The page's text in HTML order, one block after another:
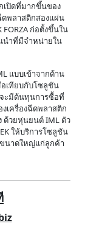
เปิดที่มากขึ้นของ
ดพลาสติกสองแผ่น
ก่อตั้งขึ้นใน
นำที่มีจำหน่ายใน
แบบเข้าจากด้าน
อเทียบกับโซลูชัน
จะมีต้นทุนการซื้อที่
เครื่องฉีดพลาสติก
ด้วยหุ่นยนต์ IML ตัว
ให้บริการโซลูชัน
นาดใหญ่แก่ลูกค้า